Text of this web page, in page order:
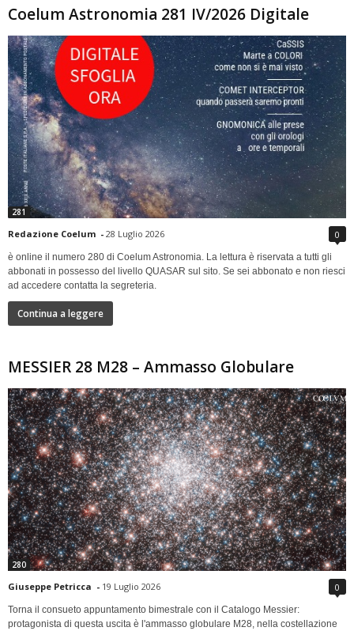
Coelum Astronomia 281 IV/2026 Digitale
281
Redazione Coelum - 28 Luglio 2026 0
è online il numero 280 di Coelum Astronomia. La lettura è riservata a tutti gli
abbonati in possesso del livello QUASAR sul sito. Se sei abbonato e non riesci
ad accedere contatta la segreteria.
Continua a leggere
MESSIER 28 M28 – Ammasso Globulare
280
Giuseppe Petricca - 19 Luglio 2026 0
Torna il consueto appuntamento bimestrale con il Catalogo Messier:
protagonista di questa uscita è l'ammasso globulare M28, nella costellazione